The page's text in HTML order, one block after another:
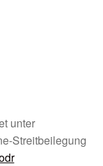
unter
Streitbeilegung